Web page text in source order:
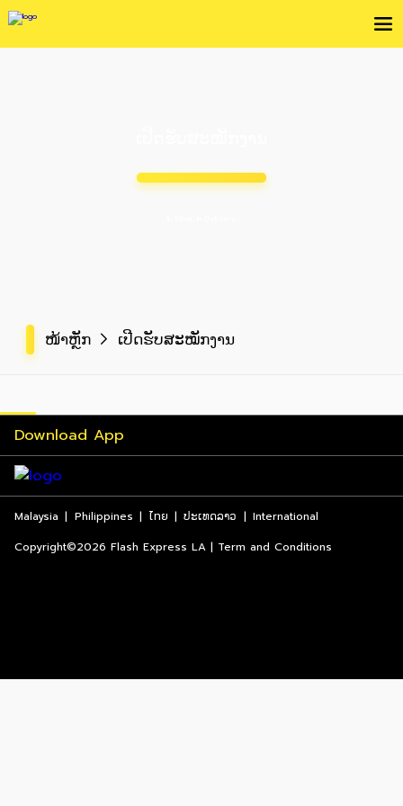
ໜ້າຫຼັກ ເປີດຮັບສະໝັກງານ
Download App
Malaysia | Philippines | ไทย | ປະເທດລາວ | International
Copyright©2026 Flash Express LA | Term and Conditions